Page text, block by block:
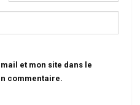
et mon site dans le
commentaire.